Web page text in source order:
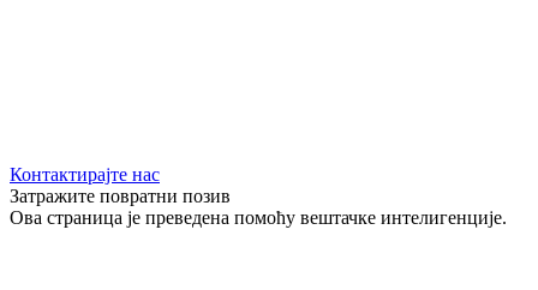
Контактирајте нас
Затражите повратни позив
Ова страница је преведена помоћу вештачке интелигенције.